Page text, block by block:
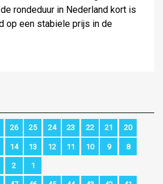
rondeduur in Nederland kort is
op een stabiele prijs in de
26 25 24 23 22 21 20
14 13 12 11 10 9 8
2 1